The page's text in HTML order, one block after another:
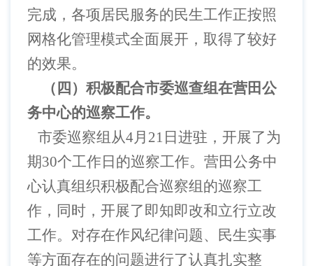
完成，各项居民服务的民生工作正按照
网格化管理模式全面展开，取得了较好
的效果。
（四）积极配合市委巡查组在营田公
务中心的巡察工作。
市委巡察组从4月21日进驻，开展了为
期30个工作日的巡察工作。营田公务中
心认真组织积极配合巡察组的巡察工
作，同时，开展了即知即改和立行立改
工作。对存在作风纪律问题、民生实事
等方面存在的问题进行了认真扎实整